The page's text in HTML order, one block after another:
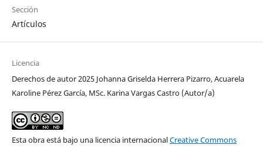
Sección
Artículos
Licencia
Derechos de autor 2025 Johanna Griselda Herrera Pizarro, Acuarela
Karoline Pérez García, MSc. Karina Vargas Castro (Autor/a)
Esta obra está bajo una licencia internacionalCreative Commons